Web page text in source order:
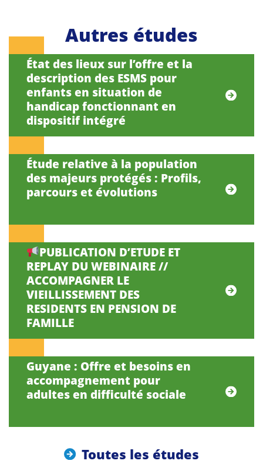
Autres études
État des lieux sur l’offre et la
description des ESMS pour
enfants en situation de
handicap fonctionnant en
dispositif intégré
Étude relative à la population
des majeurs protégés : Profils,
parcours et évolutions
PUBLICATION D’ETUDE ET
REPLAY DU WEBINAIRE //
ACCOMPAGNER LE
VIEILLISSEMENT DES
RESIDENTS EN PENSION DE
FAMILLE
Guyane : Offre et besoins en
accompagnement pour
adultes en difficulté sociale
Toutes les études